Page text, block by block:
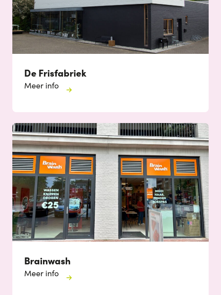
De Frisfabriek
Meer info
Brainwash
Meer info